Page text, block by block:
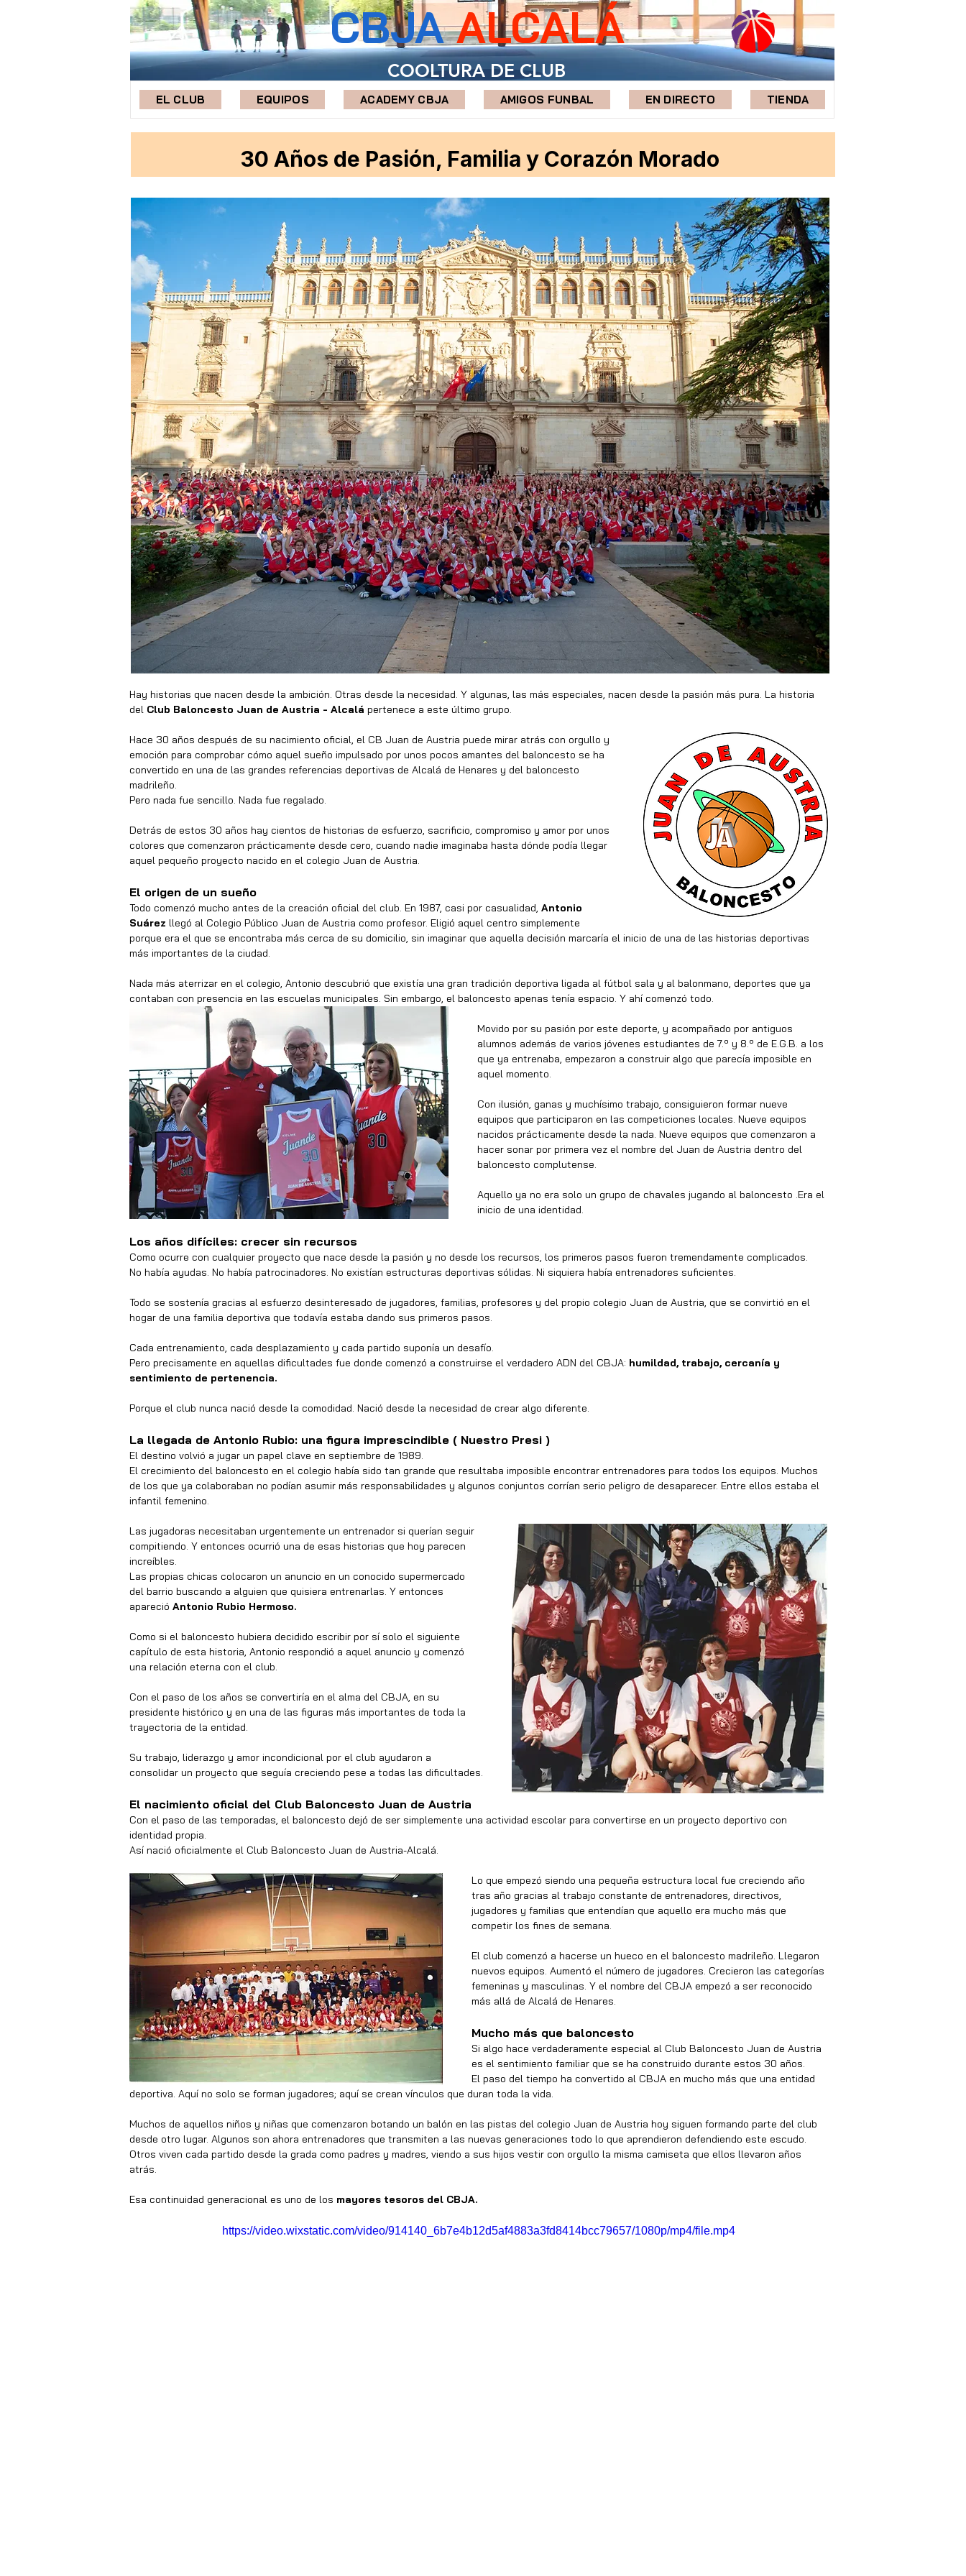
CBJA ALCALÁ
COOLTURA DE CLUB
EL CLUB EQUIPOS ACADEMY CBJA AMIGOS FUNBAL EN DIRECTO TIENDA
30 Años de Pasión, Familia y Corazón Morado
Hay historias que nacen desde la ambición. Otras desde la necesidad. Y algunas, las más especiales, nacen desde la pasión más pura. La historia
del Club Baloncesto Juan de Austria - Alcalá pertenece a este último grupo.
Hace 30 años después de su nacimiento oficial, el CB Juan de Austria puede mirar atrás con orgullo y
emoción para comprobar cómo aquel sueño impulsado por unos pocos amantes del baloncesto se ha
convertido en una de las grandes referencias deportivas de Alcalá de Henares y del baloncesto
madrileño.
Pero nada fue sencillo. Nada fue regalado.
Detrás de estos 30 años hay cientos de historias de esfuerzo, sacrificio, compromiso y amor por unos
colores que comenzaron prácticamente desde cero, cuando nadie imaginaba hasta dónde podía llegar
aquel pequeño proyecto nacido en el colegio Juan de Austria.
El origen de un sueño
Todo comenzó mucho antes de la creación oficial del club. En 1987, casi por casualidad, Antonio
Suárez llegó al Colegio Público Juan de Austria como profesor. Eligió aquel centro simplemente
porque era el que se encontraba más cerca de su domicilio, sin imaginar que aquella decisión marcaría el inicio de una de las historias deportivas
más importantes de la ciudad.
Nada más aterrizar en el colegio, Antonio descubrió que existía una gran tradición deportiva ligada al fútbol sala y al balonmano, deportes que ya
contaban con presencia en las escuelas municipales. Sin embargo, el baloncesto apenas tenía espacio. Y ahí comenzó todo.
Movido por su pasión por este deporte, y acompañado por antiguos
alumnos además de varios jóvenes estudiantes de 7.º y 8.º de E.G.B. a los
que ya entrenaba, empezaron a construir algo que parecía imposible en
aquel momento.
Con ilusión, ganas y muchísimo trabajo, consiguieron formar nueve
equipos que participaron en las competiciones locales. Nueve equipos
nacidos prácticamente desde la nada. Nueve equipos que comenzaron a
hacer sonar por primera vez el nombre del Juan de Austria dentro del
baloncesto complutense.
Aquello ya no era solo un grupo de chavales jugando al baloncesto .Era el
inicio de una identidad.
Los años difíciles: crecer sin recursos
Como ocurre con cualquier proyecto que nace desde la pasión y no desde los recursos, los primeros pasos fueron tremendamente complicados.
No había ayudas. No había patrocinadores. No existían estructuras deportivas sólidas. Ni siquiera había entrenadores suficientes.
Todo se sostenía gracias al esfuerzo desinteresado de jugadores, familias, profesores y del propio colegio Juan de Austria, que se convirtió en el
hogar de una familia deportiva que todavía estaba dando sus primeros pasos.
Cada entrenamiento, cada desplazamiento y cada partido suponía un desafío.
Pero precisamente en aquellas dificultades fue donde comenzó a construirse el verdadero ADN del CBJA: humildad, trabajo, cercanía y
sentimiento de pertenencia.
Porque el club nunca nació desde la comodidad. Nació desde la necesidad de crear algo diferente.
La llegada de Antonio Rubio: una figura imprescindible ( Nuestro Presi )
El destino volvió a jugar un papel clave en septiembre de 1989.
El crecimiento del baloncesto en el colegio había sido tan grande que resultaba imposible encontrar entrenadores para todos los equipos. Muchos
de los que ya colaboraban no podían asumir más responsabilidades y algunos conjuntos corrían serio peligro de desaparecer. Entre ellos estaba el
infantil femenino.
Las jugadoras necesitaban urgentemente un entrenador si querían seguir
compitiendo. Y entonces ocurrió una de esas historias que hoy parecen
increíbles.
Las propias chicas colocaron un anuncio en un conocido supermercado
del barrio buscando a alguien que quisiera entrenarlas. Y entonces
apareció Antonio Rubio Hermoso.
Como si el baloncesto hubiera decidido escribir por sí solo el siguiente
capítulo de esta historia, Antonio respondió a aquel anuncio y comenzó
una relación eterna con el club.
Con el paso de los años se convertiría en el alma del CBJA, en su
presidente histórico y en una de las figuras más importantes de toda la
trayectoria de la entidad.
Su trabajo, liderazgo y amor incondicional por el club ayudaron a
consolidar un proyecto que seguía creciendo pese a todas las dificultades.
El nacimiento oficial del Club Baloncesto Juan de Austria
Con el paso de las temporadas, el baloncesto dejó de ser simplemente una actividad escolar para convertirse en un proyecto deportivo con
identidad propia.
Así nació oficialmente el Club Baloncesto Juan de Austria-Alcalá.
Lo que empezó siendo una pequeña estructura local fue creciendo año
tras año gracias al trabajo constante de entrenadores, directivos,
jugadores y familias que entendían que aquello era mucho más que
competir los fines de semana.
El club comenzó a hacerse un hueco en el baloncesto madrileño. Llegaron
nuevos equipos. Aumentó el número de jugadores. Crecieron las categorías
femeninas y masculinas. Y el nombre del CBJA empezó a ser reconocido
más allá de Alcalá de Henares.
Mucho más que baloncesto
Si algo hace verdaderamente especial al Club Baloncesto Juan de Austria
es el sentimiento familiar que se ha construido durante estos 30 años.
El paso del tiempo ha convertido al CBJA en mucho más que una entidad
deportiva. Aquí no solo se forman jugadores; aquí se crean vínculos que duran toda la vida.
Muchos de aquellos niños y niñas que comenzaron botando un balón en las pistas del colegio Juan de Austria hoy siguen formando parte del club
desde otro lugar. Algunos son ahora entrenadores que transmiten a las nuevas generaciones todo lo que aprendieron defendiendo este escudo.
Otros viven cada partido desde la grada como padres y madres, viendo a sus hijos vestir con orgullo la misma camiseta que ellos llevaron años
atrás.
Esa continuidad generacional es uno de los mayores tesoros del CBJA.
https://video.wixstatic.com/video/914140_6b7e4b12d5af4883a3fd8414bcc79657/1080p/mp4/file.mp4